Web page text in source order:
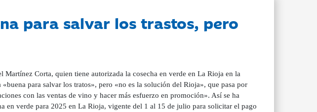
para salvar los trastos, pero
Corta, quien tiene autorizada la cosecha en verde en La Rioja en la
para salvar los tratos», pero «no es la solución del Rioja», que pasa por
con las ventas de vino y hacer más esfuerzo en promoción». Así se ha
en verde para 2025 en La Rioja, vigente del 1 al 15 de julio para solicitar el pago